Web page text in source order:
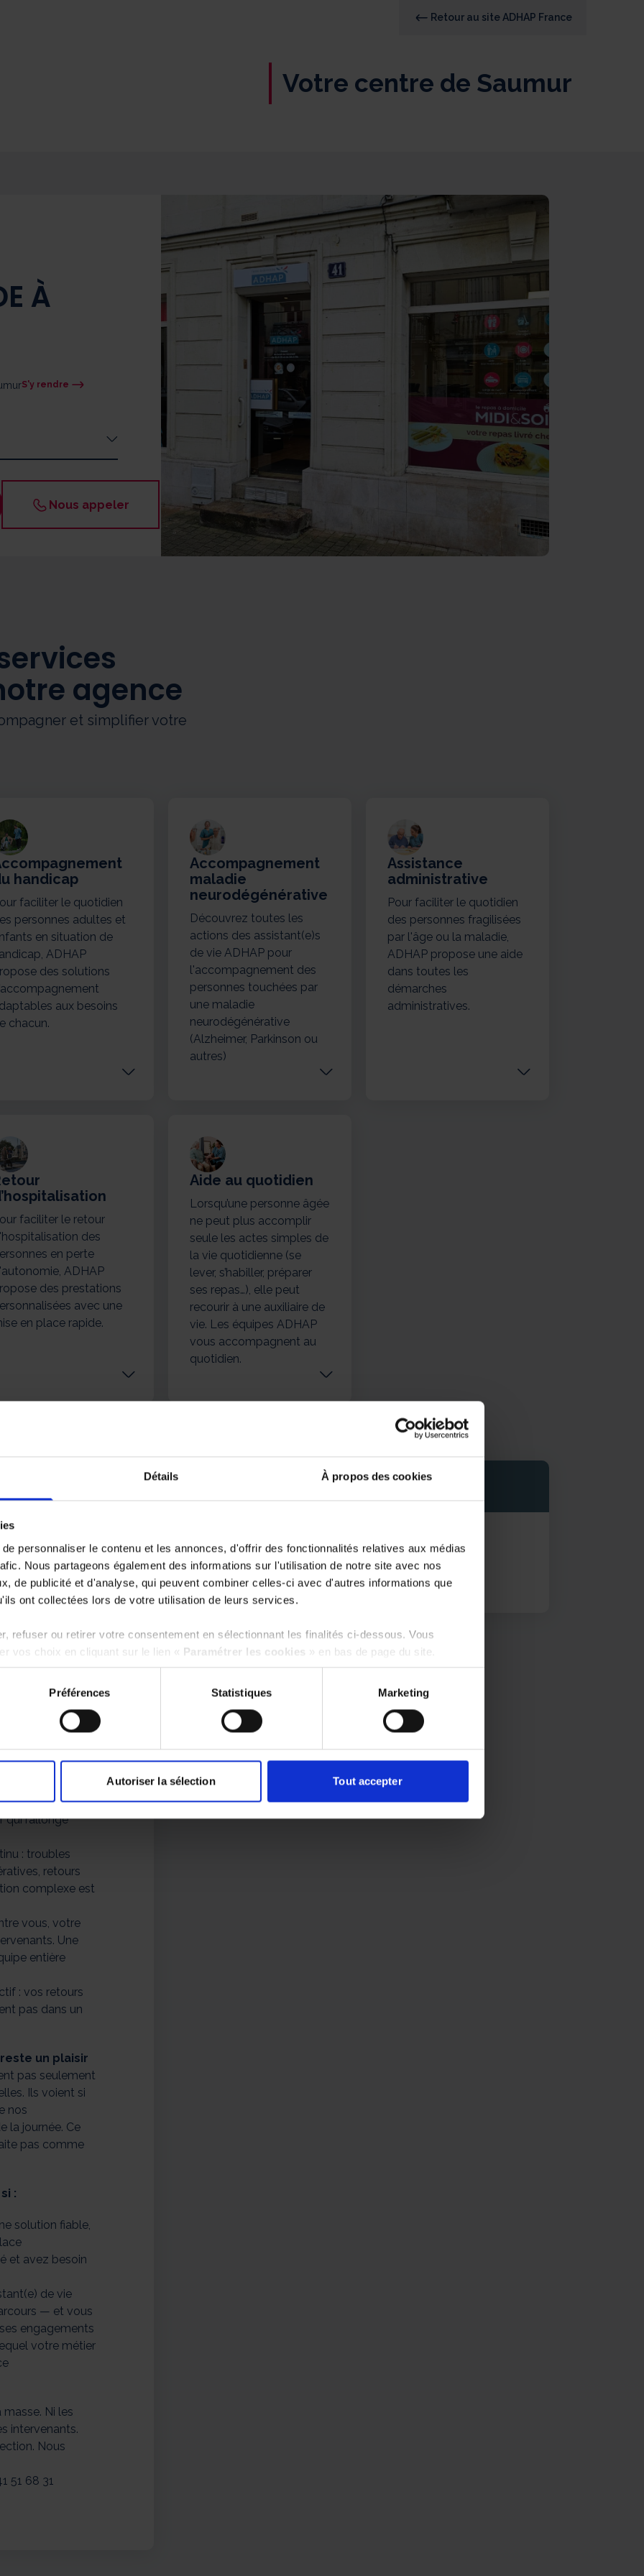
Détails À propos des cookies
personnaliser le contenu et les annonces, d'offrir des fonctionnalités relatives aux médias
Nous partageons également des informations sur l'utilisation de notre site avec nos
de publicité et d'analyse, qui peuvent combiner celles-ci avec d'autres informations que
ont collectées lors de votre utilisation de leurs services.
refuser ou retirer votre consentement en sélectionnant les finalités ci-dessous. Vous
vos choix en cliquant sur le lien « Paramétrer les cookies » en bas de page du site.
Préférences Statistiques Marketing
Autoriser la sélection Tout accepter
Retour au site ADHAP France
Votre centre de Saumur
À
S'y rendre
09h - 12h / 14h - 18h
09h - 12h / 14h - 18h
09h - 12h / 14h - 18h
Nous appeler
agence
et simplifier votre
handicap
faciliter le quotidien
personnes adultes et
en situation de
ADHAP
des solutions
aux besoins
chacun.
Accompagnement
maladie
neurodégénérative
Découvrez toutes les
actions des assistant(e)s
de vie ADHAP pour
l'accompagnement des
personnes touchées par
une maladie
neurodégénérative
(Alzheimer, Parkinson ou
autres)
Assistance
administrative
Pour faciliter le quotidien
des personnes fragilisées
par l'âge ou la maladie,
ADHAP propose une aide
dans toutes les
démarches
administratives.
faciliter le retour
des
en perte
ADHAP
des prestations
avec une
en place rapide.
Aide au quotidien
Lorsqu’une personne âgée
ne peut plus accomplir
seule les actes simples de
la vie quotidienne (se
lever, s’habiller, préparer
ses repas…), elle peut
recourir à une auxiliaire de
vie. Les équipes ADHAP
vous accompagnent au
quotidien.
Saumur
du Grand
un
avec
dans ses
Saumur aux
différence. Pas
— sans liste
qui rallonge
: troubles
retours
complexe est
vous, votre
Une
entière
: vos retours
pas dans un
un plaisir
pas seulement
Ils voient si
nos
la journée. Ce
pas comme
:
solution fiable,
et avez besoin
de vie
— et vous
engagements
votre métier
Ni les
intervenants.
Nous
51 68 31